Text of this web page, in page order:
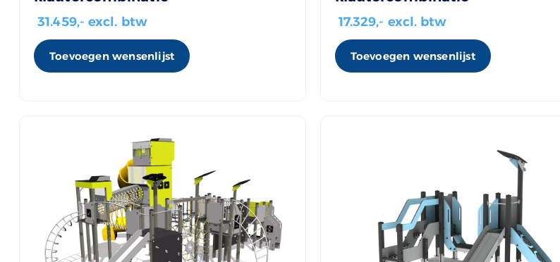
31.459,- excl. btw
Toevoegen wensenlijst
17.329,- excl. btw
Toevoegen wensenlijst